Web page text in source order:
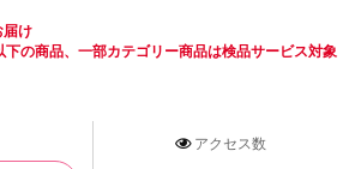
届け
下の商品、一部カテゴリー商品は検品サービス対象
アクセス数